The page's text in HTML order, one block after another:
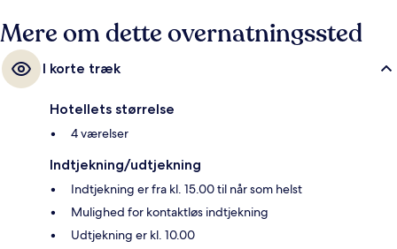
Mere om dette overnatningssted
I korte træk
Hotellets størrelse
4 værelser
Indtjekning/udtjekning
Indtjekning er fra kl. 15.00 til når som helst
Mulighed for kontaktløs indtjekning
Udtjekning er kl. 10.00